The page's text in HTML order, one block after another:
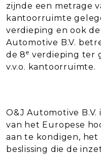
zijnde een metrage
kantoorruimte
verdieping en ook
Automotive B.V.
de 8e verdieping ter
v.v.o. kantoorruimte.
O&J Automotive
van het Europese
aan te kondigen, het
beslissing die de